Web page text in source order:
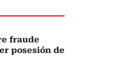
fraude
posesión de